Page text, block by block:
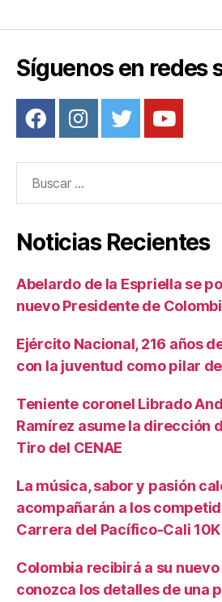
o
k
tir
Síguenos en redes
Noticias Recientes
Abelardo de la Espriella se
nuevo Presidente de
Ejército Nacional, 216 años
con la juventud como pilar
Teniente coronel Librado
Ramírez asume la dirección
Tiro del CENAE
La música, sabor y pasión
acompañarán a los
Carrera del Pacífico-Cali 10K
Colombia recibirá a su
conozca los detalles de una